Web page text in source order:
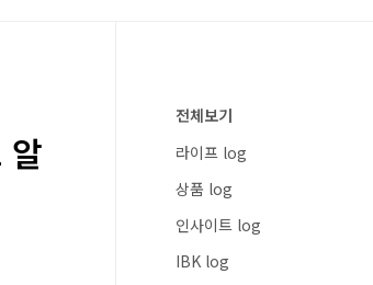
알
전체보기
라이프 log
상품 log
인사이트 log
IBK log